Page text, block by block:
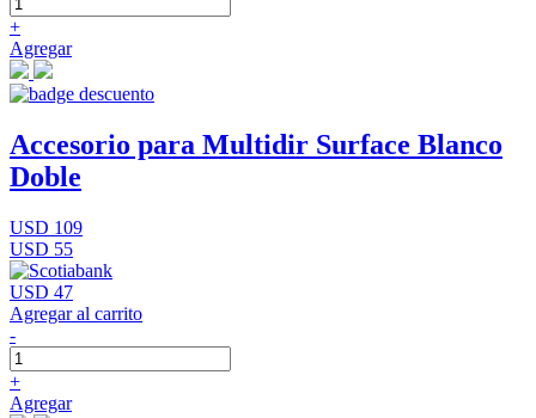
+
Agregar
Accesorio para Multidir Surface Blanco
Doble
USD 109
USD 55
USD 47
Agregar al carrito
-
+
Agregar